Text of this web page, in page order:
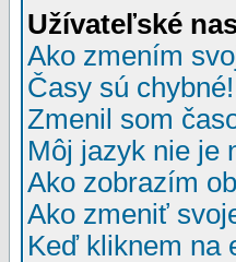
Užívateľské
Ako zmením
Časy sú chybné!
Zmenil som
Môj jazyk nie je
Ako zobrazím
Ako zmeniť
Keď kliknem na